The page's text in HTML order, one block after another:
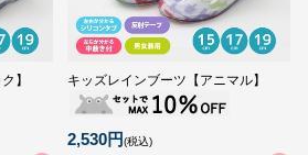
】 キッズレインブーツ【アニマル】
2,530円(税込)